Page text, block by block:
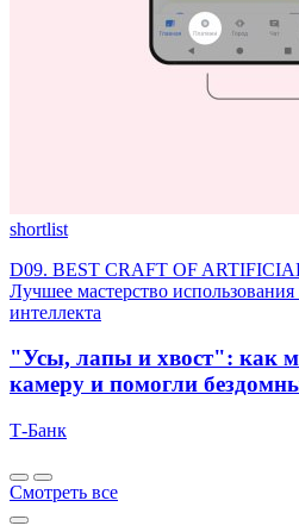
shortlist
D09. BEST CRAFT OF
Лучшее мастерство использования
интеллекта
"Усы, лапы и хвост": как
камеру и помогли
Т-Банк
Смотреть все